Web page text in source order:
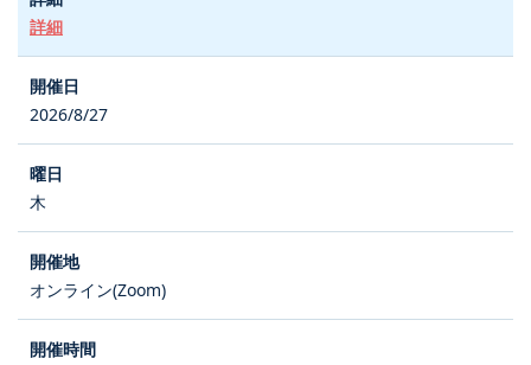
詳細
2026/8/27
木
オンライン(Zoom)